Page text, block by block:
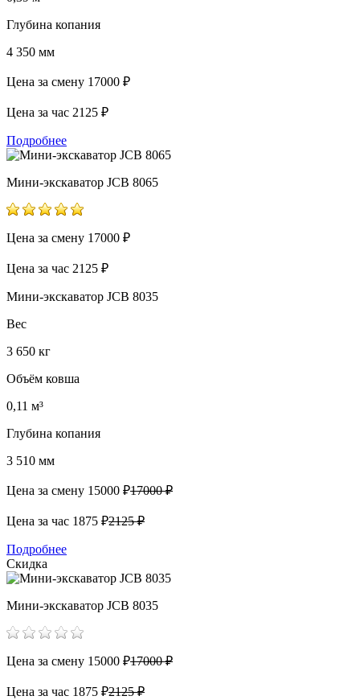
Глубина копания
4 350 мм
Цена за смену 17000 ₽
Цена за час 2125 ₽
Подробнее
Мини-экскаватор JCB 8065
Цена за смену 17000 ₽
Цена за час 2125 ₽
Мини-экскаватор JCB 8035
Вес
3 650 кг
Объём ковша
0,11 м³
Глубина копания
3 510 мм
Цена за смену 15000 ₽17000 ₽
Цена за час 1875 ₽2125 ₽
Подробнее
Скидка
Мини-экскаватор JCB 8035
Цена за смену 15000 ₽17000 ₽
Цена за час 1875 ₽2125 ₽